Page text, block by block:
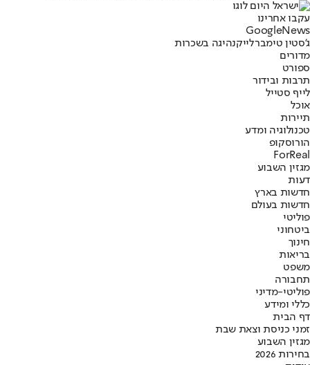
עקבו אחרינו
Googl eNews
ג'סטין טימברלייקנהיגה בשכרות
מדורים
ספורט
תרבות ובידור
לייף סטייל
אוכל
תיירות
טכנולוגיה ומדע
הורוסקופ
ForReal
מגזין השבוע
דעות
חדשות בארץ
חדשות בעולם
פוליטי
ביטחוני
חינוך
בריאות
משפט
תחבורה
פוליטי-מדיני
כללי ומידע
דף הבית
זמני כניסת וצאת שבת
מגזין השבוע
בחירות 2026